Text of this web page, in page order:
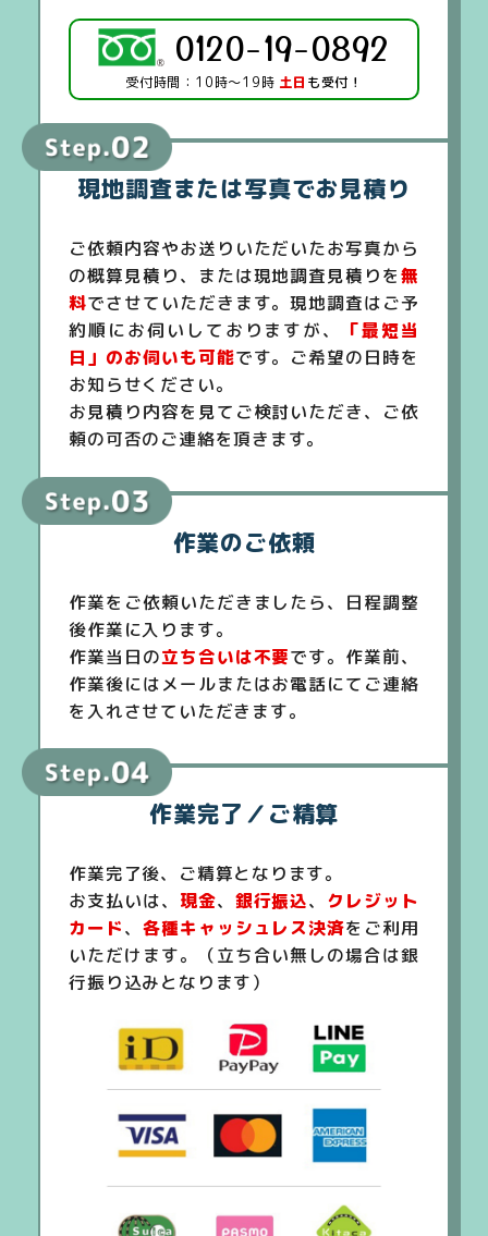
0120-19-0892
受付時間：10時～19時 土日 も受付！
現地調査または写真でお見積り
ご依頼内容やお送りいただいたお写真から
の概算見積り、または現地調査見積りを無
料でさせていただきます。現地調査はご予
約順にお伺いしておりますが、
「最短当
日」のお伺いも可能です。ご希望の日時を
お知らせください。
お見積り内容を見てご検討いただき、ご依
頼の可否のご連絡を頂きます。
作業のご依頼
作業をご依頼いただきましたら、日程調整
後作業に入ります。
作業当日の立ち合いは不要です。作業前、
作業後にはメールまたはお電話にてご連絡
を入れさせていただきます。
作業完了／ご精算
作業完了後、ご精算となります。
お支払いは、 現金、 銀行振込、 クレジット
カード、 各種キャッシュレス決済をご利用
いただけます。（立ち合い無しの場合は銀
行振り込みとなります）